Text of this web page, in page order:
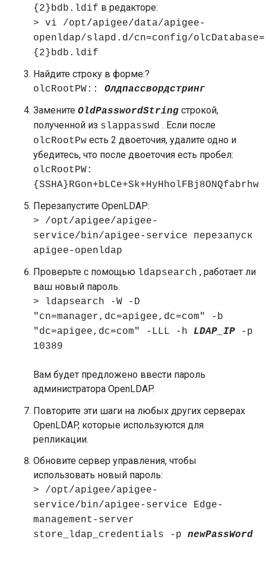
{2}bdb.ldif в редакторе:
> vi /opt/apigee/data/apigee-
openldap/slapd.d/cn=config/olcDatabase=
{2}bdb.ldif
Найдите строку в форме:?
olcRootPW:: Олдпассвордстринг
Замените OldPasswordString строкой,
полученной из slappasswd . Если после
olcRootPw есть 2 двоеточия, удалите одно и
убедитесь, что после двоеточия есть пробел:
olcRootPW:
{SSHA}RGon+bLCe+Sk+HyHholFBj8ONQfabrhw
Перезапустите OpenLDAP:
> /opt/apigee/apigee-
service/bin/apigee-service перезапуск
apigee-openldap
Проверьте с помощью ldapsearch , работает ли
ваш новый пароль.
> ldapsearch -W -D
"cn=manager,dc=apigee,dc=com" -b
"dc=apigee,dc=com" -LLL -h LDAP_IP -p
10389
Вам будет предложено ввести пароль
администратора OpenLDAP.
Повторите эти шаги на любых других серверах
OpenLDAP, которые используются для
репликации.
Обновите сервер управления, чтобы
использовать новый пароль:
> /opt/apigee/apigee-
service/bin/apigee-service Edge-
management-server
store_ldap_credentials -p newPassWord